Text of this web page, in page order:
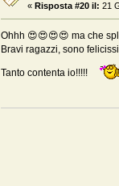
« Risposta #20 il: 21
Ohhh 😍😍😍😍 ma che
Bravi ragazzi, sono
Tanto contenta io!!!!!